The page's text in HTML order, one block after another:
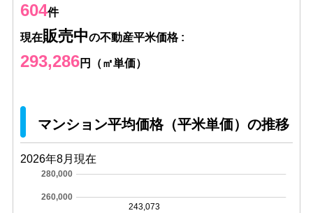
604件
現在販売中の不動産平米価格 :
293,286円（㎡単価）
マンション平均価格（平米単価）の推移
2026年8月現在
260,000
280,000
243,073